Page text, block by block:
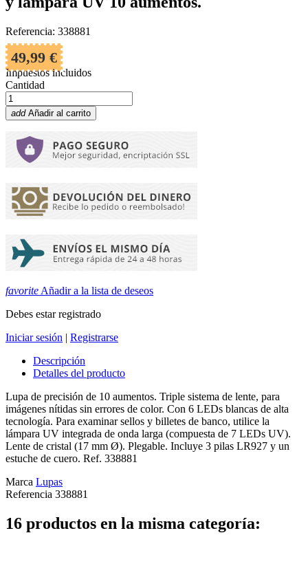
Referencia: 338881
49,99 €
Impuestos incluidos
Cantidad
add Añadir al carrito
favorite Añadir a la lista de deseos
Debes estar registrado
Iniciar sesión | Registrarse
Descripción
Detalles del producto
Lupa de precisión de 10 aumentos. Triple sistema de lente, para
imágenes nítidas sin errores de color. Con 6 LEDs blancas de alta
tecnología. Para examinar sellos y billetes de banco, utilice la
lámpara UV integrada de onda larga (compuesta de 7 LEDs UV).
Lente de cristal (17 mm Ø). Plegable. Incluye 3 pilas LR927 y un
estuche de cuero. Ref. 338881
Marca Lupas
Referencia 338881
16 productos en la misma categoría: